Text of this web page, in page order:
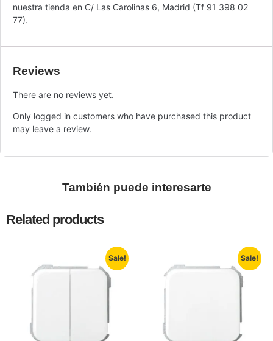
nuestra tienda en C/ Las Carolinas 6, Madrid (Tf 91 398 02
77).
Reviews
There are no reviews yet.
Only logged in customers who have purchased this product
may leave a review.
También puede interesarte
Related products
Sale! Sale!